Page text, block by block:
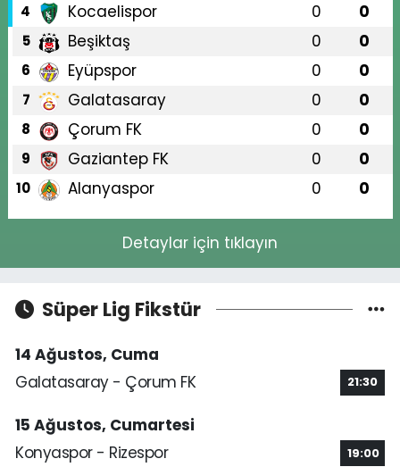
4 Kocaelispor 0 0
5 Beşiktaş 0 0
6 Eyüpspor 0 0
7 Galatasaray 0 0
8 Çorum FK 0 0
9 Gaziantep FK 0 0
10 Alanyaspor 0 0
Detaylar için tıklayın
Süper Lig Fikstür
14 Ağustos, Cuma
Galatasaray - Çorum FK
21:30
15 Ağustos, Cumartesi
Konyaspor - Rizespor
19:00